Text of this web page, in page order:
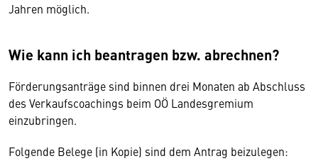
Jahren möglich.
Wie kann ich beantragen bzw. abrechnen?
Förderungsanträge sind binnen drei Monaten ab Abschluss
des Verkaufscoachings beim OÖ Landesgremium
einzubringen.
Folgende Belege (in Kopie) sind dem Antrag beizulegen: